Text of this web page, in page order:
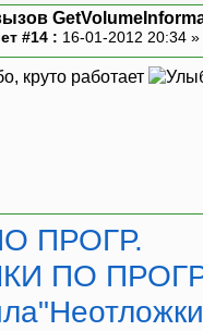
#14 : 16-01-2012 20:34 »
круто работает
ПРОГР.
ПО